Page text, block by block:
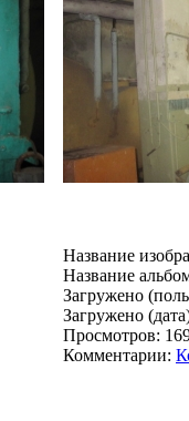
Название
Название
Загружено
Загружено
Просмотров:
Комментарии: